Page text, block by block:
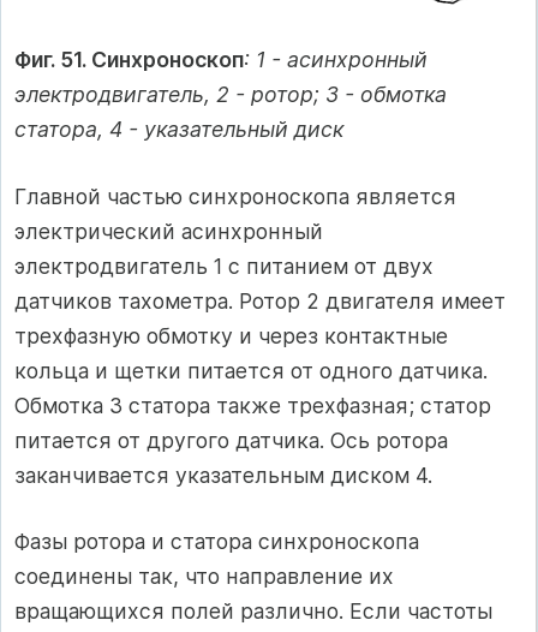
Фиг. 51. Синхроноскоп: 1 - асинхронный
электродвигатель, 2 - ротор; 3 - обмотка
статора, 4 - указательный диск
Главной частью синхроноскопа является
электрический асинхронный
электродвигатель 1 с питанием от двух
датчиков тахометра. Ротор 2 двигателя имеет
трехфазную обмотку и через контактные
кольца и щетки питается от одного датчика.
Обмотка 3 статора также трехфазная; статор
питается от другого датчика. Ось ротора
заканчивается указательным диском 4.
Фазы ротора и статора синхроноскопа
соединены так, что направление их
вращающихся полей различно. Если частоты